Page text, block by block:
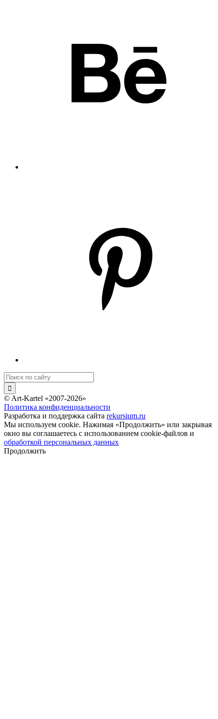
© Art-Kartel «2007-2026»
Политика конфиденциальности
Разработка и поддержка сайта rekursium.ru
Мы используем cookie. Нажимая «Продолжить» или закрывая
окно вы соглашаетесь с использованием cookie-файлов и
обработкой персональных данных
Продолжить